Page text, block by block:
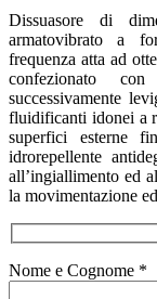
Dissuasore di
armatovibrato a
frequenza atta ad
confezionato
successivamente
fluidificanti idonei a
superfici esterne
idrorepellente
all’ingiallimento ed
la movimentazione
Nome e Cognome *